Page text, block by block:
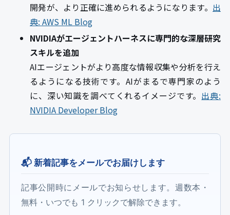
開発が、より正確に進められるようになります。 出
典: AWS ML Blog
NVIDIAがエージェントハーネスに専門的な深層研究
スキルを追加
AIエージェントがより高度な情報収集や分析を行え
るようになる技術です。AIがまるで専門家のよう
に、深い知識を調べてくれるイメージです。 出典:
NVIDIA Developer Blog
📬 新着記事をメールでお届けします
記事公開時にメールでお知らせします。週数本・
無料・いつでも 1 クリックで解除できます。